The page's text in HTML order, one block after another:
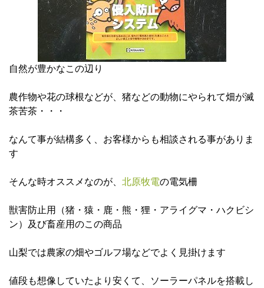
自然が豊かなこの辺り
農作物や花の球根などが、猪などの動物にやられて畑が滅
茶苦茶・・・
なんて事が結構多く、お客様からも相談される事がありま
す
そんな時オススメなのが、 北原牧電の電気柵
獣害防止用（猪・猿・鹿・熊・狸・アライグマ・ハクビシ
ン）及び畜産用のこの商品
山梨では農家の畑やゴルフ場などでよく見掛けます
値段も想像していたより安くて、ソーラーパネルを搭載し